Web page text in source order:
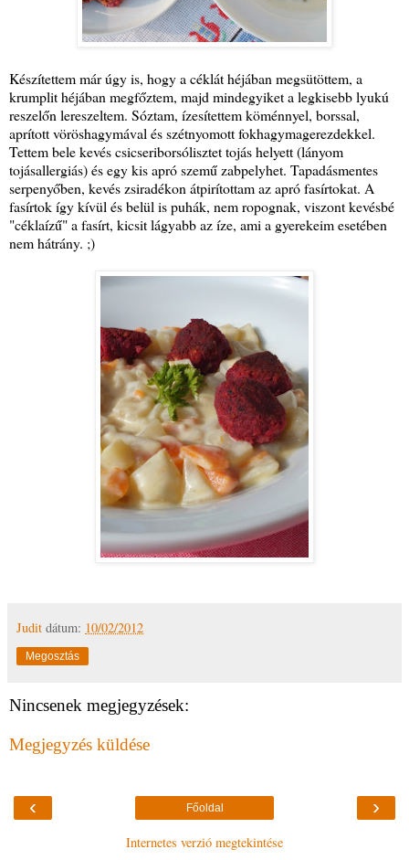
Készítettem már úgy is, hogy a céklát héjában megsütöttem, a
krumplit héjában megfőztem, majd mindegyiket a legkisebb lyukú
reszelőn lereszeltem. Sóztam, ízesítettem köménnyel, borssal,
aprított vöröshagymával és szétnyomott fokhagymagerezdekkel.
Tettem bele kevés csicseriborsólisztet tojás helyett (lányom
tojásallergiás) és egy kis apró szemű zabpelyhet. Tapadásmentes
serpenyőben, kevés zsiradékon átpirítottam az apró fasírtokat. A
fasírtok így kívül és belül is puhák, nem ropognak, viszont kevésbé
"céklaízű" a fasírt, kicsit lágyabb az íze, ami a gyerekeim esetében
nem hátrány. ;)
Judit dátum: 10/02/2012
Megosztás
Nincsenek megjegyzések:
Megjegyzés küldése
‹ ›
Főoldal
Internetes verzió megtekintése